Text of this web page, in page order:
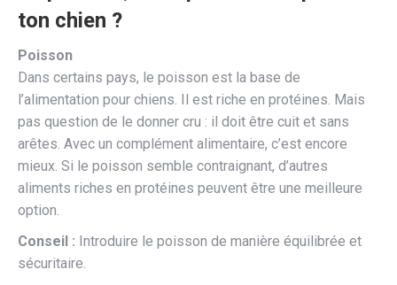
ton chien ?
Poisson
Dans certains pays, le poisson est la base de
l’alimentation pour chiens. Il est riche en protéines. Mais
pas question de le donner cru : il doit être cuit et sans
arêtes. Avec un complément alimentaire, c’est encore
mieux. Si le poisson semble contraignant, d’autres
aliments riches en protéines peuvent être une meilleure
option.
Conseil : Introduire le poisson de manière équilibrée et
sécuritaire.